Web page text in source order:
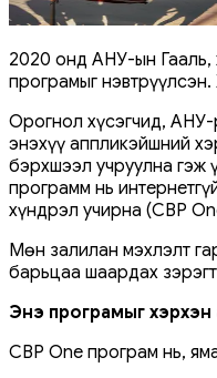
2020 онд АНУ-ын Гааль,
програмыг
Орогнол хүсэгчид, АНУ-
энэхүү аппликэйшний
бэрхшээл учруулна гэж
программ нь
хүндрэл учирна (CBP
Мөн залилан мэхлэлт
барьцаа шаардах
Энэ програмыг хэрхэн
CBP One програм нь,